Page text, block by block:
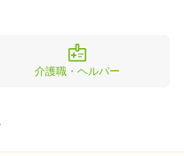
介護職・ヘルパー